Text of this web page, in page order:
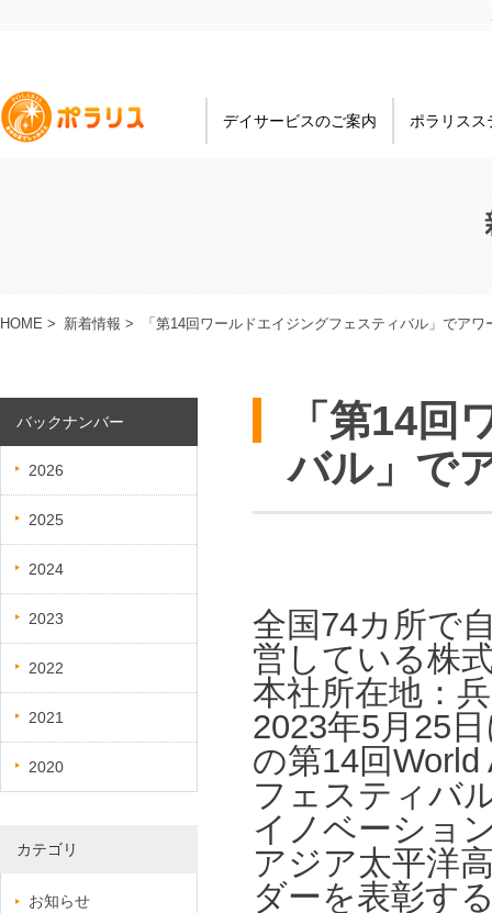
デイサービスのご案内 ポラリスス
HOME > 新着情報 > 「第14回ワールドエイジングフェスティバル」でアワ
「第14
バル」で
全国74カ所で
営している株
本社所在地：
2023年5月25
の第14回
フェスティバ
イノベーショ
アジア太平洋
ダーを表彰す
バックナンバー
2026
2025
2024
2023
2022
2021
2020
カテゴリ
お知らせ